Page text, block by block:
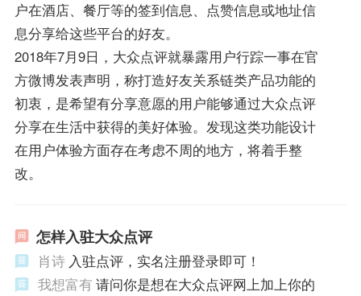
户在酒店、餐厅等的签到信息、点赞信息或地址信
息分享给这些平台的好友。
2018年7月9日，大众点评就暴露用户行踪一事在官
方微博发表声明，称打造好友关系链类产品功能的
初衷，是希望有分享意愿的用户能够通过大众点评
分享在生活中获得的美好体验。发现这类功能设计
在用户体验方面存在考虑不周的地方，将着手整
改。
怎样入驻大众点评
肖诗 入驻点评，实名注册登录即可！
我想富有 请问你是想在大众点评网上加上你的